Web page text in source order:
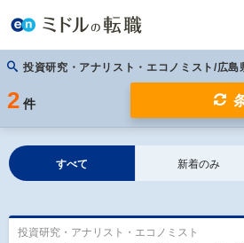
投資研究・アナリスト・エコノミスト/広島
2 件
すべて 新着のみ
投資研究・アナリスト・エコノミスト